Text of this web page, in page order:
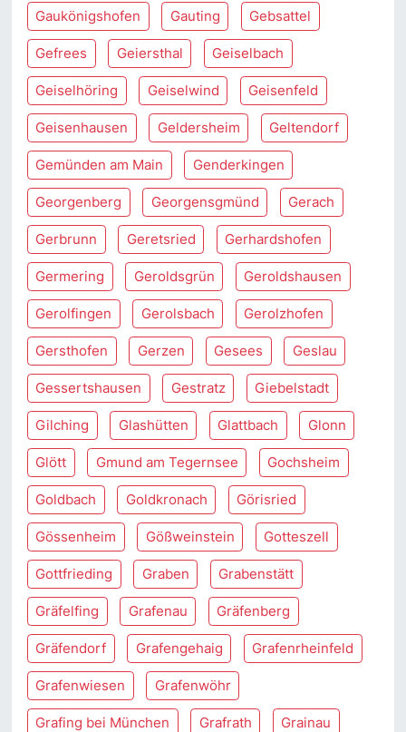
Gaukönigshofen Gauting Gebsattel
Gefrees Geiersthal Geiselbach
Geiselhöring Geiselwind Geisenfeld
Geisenhausen Geldersheim Geltendorf
Gemünden am Main Genderkingen
Georgenberg Georgensgmünd Gerach
Gerbrunn Geretsried Gerhardshofen
Germering Geroldsgrün Geroldshausen
Gerolfingen Gerolsbach Gerolzhofen
Gersthofen Gerzen Gesees Geslau
Gessertshausen Gestratz Giebelstadt
Gilching Glashütten Glattbach Glonn
Glött Gmund am Tegernsee Gochsheim
Goldbach Goldkronach Görisried
Gössenheim Gößweinstein Gotteszell
Gottfrieding Graben Grabenstätt
Gräfelfing Grafenau Gräfenberg
Gräfendorf Grafengehaig Grafenrheinfeld
Grafenwiesen Grafenwöhr
Grafing bei München Grafrath Grainau